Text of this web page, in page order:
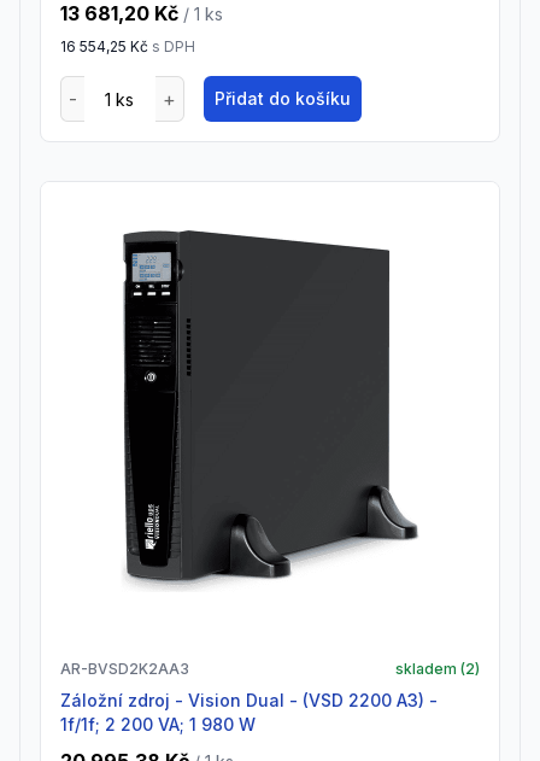
13 681,20 Kč / 1 ks
16 554,25 Kč s DPH
Přidat do košíku
AR-BVSD2K2AA3 skladem (2)
Záložní zdroj - Vision Dual - (VSD 2200 A3) -
1f/1f; 2 200 VA; 1 980 W